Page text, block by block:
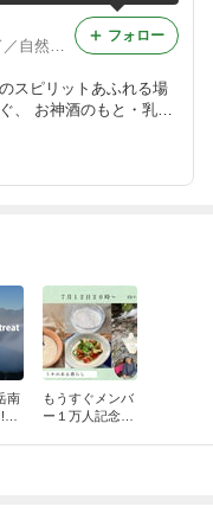
田町まさよ ミキ伝道師／ガイド／自然と人をつなぐ人
スピリットあふれる場
、 お神酒のもと・乳酸
フォロー
南
もうすぐメンバ
ー１万人記念！